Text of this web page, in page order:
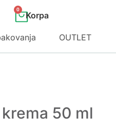
0
OUTLET
50 ml